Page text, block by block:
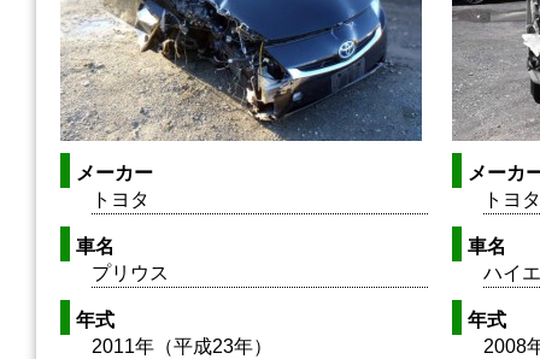
メーカー
トヨタ
車名
プリウス
年式
2011年（平成23年）
メーカ
トヨタ
車名
ハイ
年式
2008